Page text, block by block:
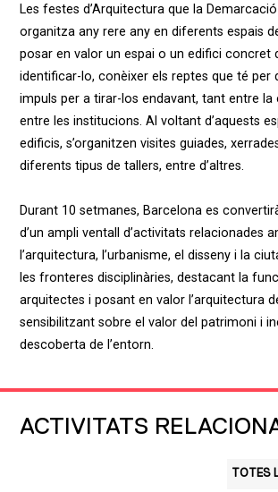
Les festes d’Arquitectura que la
organitza any rere any en diferents espais
posar en valor un espai o un edifici concret
identificar-lo, conèixer els reptes que té per
impuls per a tirar-los endavant, tant entre la
entre les institucions. Al voltant d’aquests
edificis, s’organitzen visites guiades,
diferents tipus de tallers, entre d’altres.
Durant 10 setmanes, Barcelona es
d’un ampli ventall d’activitats relacionades
l’arquitectura, l’urbanisme, el disseny i la
les fronteres disciplinàries, destacant la
arquitectes i posant en valor l’arquitectura
sensibilitzant sobre el valor del patrimoni i
descoberta de l’entorn.
ACTIVITATS
TOTES